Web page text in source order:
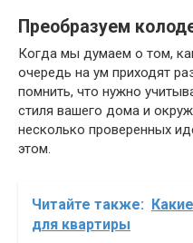
Преобразуем
Когда мы думаем о том,
очередь на ум приходят
помнить, что нужно
стиля вашего дома и
несколько проверенных
этом.
Читайте также:
для квартиры